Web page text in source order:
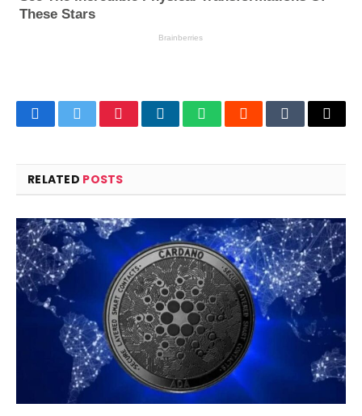
FacebookTwitterPinterestLinkedInWhatsAppRedditTumblrEmail
RELATED POSTS